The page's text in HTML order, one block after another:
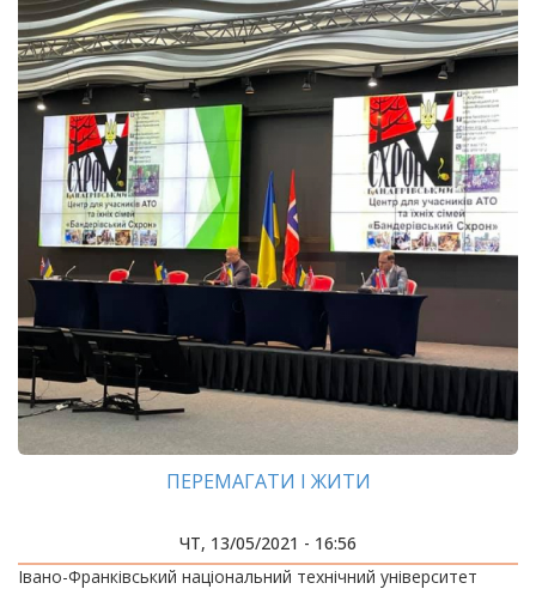
ПЕРЕМАГАТИ І ЖИТИ
ЧТ, 13/05/2021 - 16:56
Івано-Франківський національний технічний університет